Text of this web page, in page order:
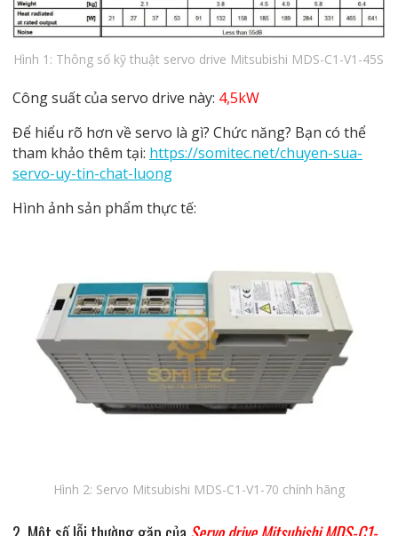
Hình 1: Thông số kỹ thuật servo drive Mitsubishi MDS-C1-V1-45S
Công suất của servo drive này: 4,5kW
Để hiểu rõ hơn về servo là gì? Chức năng? Bạn có thể
tham khảo thêm tại: https://somitec.net/chuyen-sua-
servo-uy-tin-chat-luong
Hình ảnh sản phẩm thực tế:
Hình 2: Servo Mitsubishi MDS-C1-V1-70 chính hãng